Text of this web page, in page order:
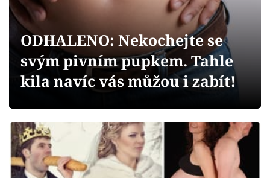
Videa
Sledujte prima+
Sledujte nás
ODHALENO: Nekochejte se
svým pivním pupkem. Tahle
kila navíc vás můžou i zabít!